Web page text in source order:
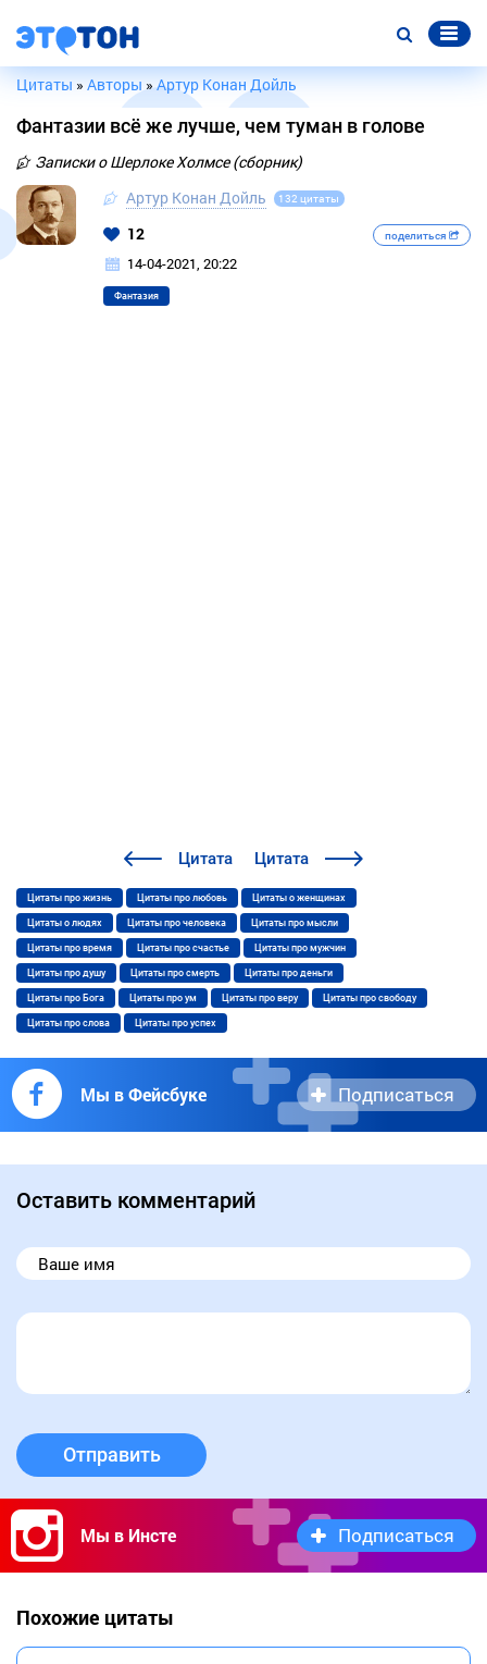
Цитаты » Авторы »Артур Конан Дойль
Фантазии всё же лучше, чем туман в голове
Записки о Шерлоке Холмсе (сборник)
Артур Конан Дойль
132 цитаты
12 поделиться
14-04-2021, 20:22
Фантазия
Цитата Цитата
Цитаты про жизнь Цитаты про любовь Цитаты о женщинах
Цитаты о людях Цитаты про человека Цитаты про мысли
Цитаты про время Цитаты про счастье Цитаты про мужчин
Цитаты про душу Цитаты про смерть Цитаты про деньги
Цитаты про Бога Цитаты про ум Цитаты про веру Цитаты про свободу
Цитаты про слова Цитаты про успех
Мы в Фейсбуке Подписаться
Оставить комментарий
Отправить
Мы в Инсте Подписаться
Похожие цитаты